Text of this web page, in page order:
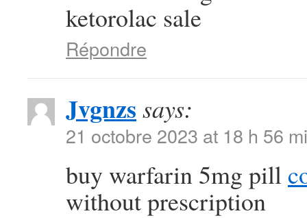
ketorolac sale
Répondre
Jvgnzs says:
21 octobre 2023 at 18 h 56
buy warfarin 5mg pill
without prescription